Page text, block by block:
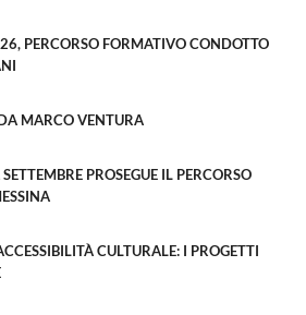
PERCORSO FORMATIVO CONDOTTO
MARCO VENTURA
PROSEGUE IL PERCORSO
CULTURALE: I PROGETTI